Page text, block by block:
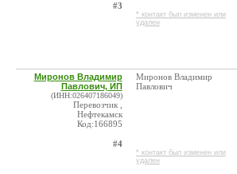
#3
* контакт был изменен или
удален
Миронов Владимир
Павлович, ИП
(ИНН:026407186049)
Перевозчик ,
Нефтекамск
Код:166895
#4
Миронов Владимир
Павлович
* контакт был изменен или
удален